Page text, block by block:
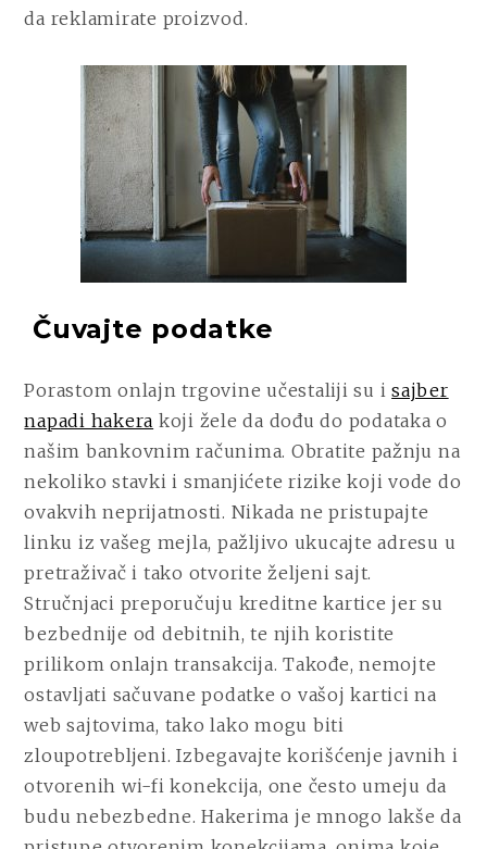
da reklamirate proizvod.
Čuvajte podatke
Porastom onlajn trgovine učestaliji su isajber
napadi hakera koji žele da dođu do podataka o
našim bankovnim računima. Obratite pažnju na
nekoliko stavki i smanjićete rizike koji vode do
ovakvih neprijatnosti. Nikada ne pristupajte
linku iz vašeg mejla, pažljivo ukucajte adresu u
pretraživač i tako otvorite željeni sajt.
Stručnjaci preporučuju kreditne kartice jer su
bezbednije od debitnih, te njih koristite
prilikom onlajn transakcija. Takođe, nemojte
ostavljati sačuvane podatke o vašoj kartici na
web sajtovima, tako lako mogu biti
zloupotrebljeni. Izbegavajte korišćenje javnih i
otvorenih wi-fi konekcija, one često umeju da
budu nebezbedne. Hakerima je mnogo lakše da